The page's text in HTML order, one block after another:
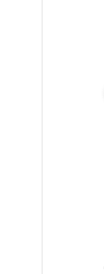
sachlich und
genau und ist
wenn man
braucht. Auch